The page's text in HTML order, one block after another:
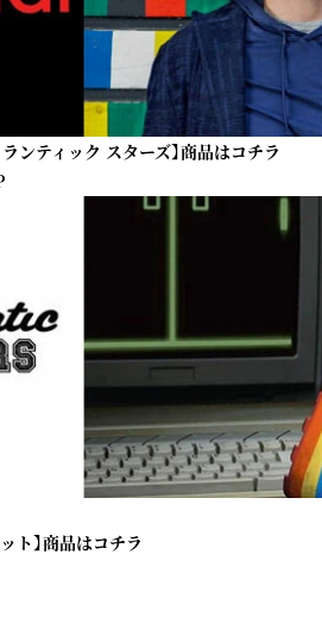
ンティック スターズ】商品はコチラ
ト】商品はコチラ